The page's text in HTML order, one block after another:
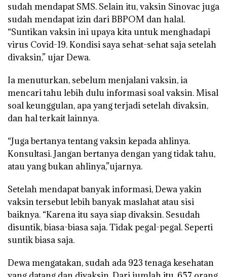
sudah mendapat SMS. Selain itu, vaksin Sinovac juga
sudah mendapat izin dari BBPOM dan halal.
“Suntikan vaksin ini upaya kita untuk menghadapi
virus Covid-19. Kondisi saya sehat-sehat saja setelah
divaksin,” ujar Dewa.
Ia menuturkan, sebelum menjalani vaksin, ia
mencari tahu lebih dulu informasi soal vaksin. Misal
soal keunggulan, apa yang terjadi setelah divaksin,
dan hal terkait lainnya.
“Juga bertanya tentang vaksin kepada ahlinya.
Konsultasi. Jangan bertanya dengan yang tidak tahu,
atau yang bukan ahlinya,”ujarnya.
Setelah mendapat banyak informasi, Dewa yakin
vaksin tersebut lebih banyak maslahat atau sisi
baiknya. “Karena itu saya siap divaksin. Sesudah
disuntik, biasa-biasa saja. Tidak pegal-pegal. Seperti
suntik biasa saja.
Dewa mengatakan, sudah ada 923 tenaga kesehatan